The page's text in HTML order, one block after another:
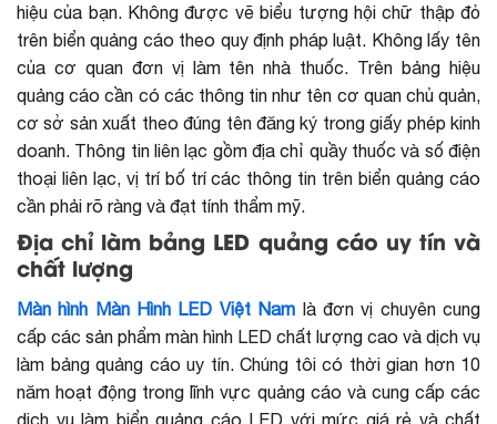
hiệu của bạn. Không được vẽ biểu tượng hội chữ thập đỏ
trên biển quảng cáo theo quy định pháp luật. Không lấy tên
của cơ quan đơn vị làm tên nhà thuốc. Trên bảng hiệu
quảng cáo cần có các thông tin như tên cơ quan chủ quản,
cơ sở sản xuất theo đúng tên đăng ký trong giấy phép kinh
doanh. Thông tin liên lạc gồm địa chỉ quầy thuốc và số điện
thoại liên lạc, vị trí bố trí các thông tin trên biển quảng cáo
cần phải rõ ràng và đạt tính thẩm mỹ.
Địa chỉ làm bảng LED quảng cáo uy tín và
chất lượng
Màn hình Màn Hình LED Việt Nam là đơn vị chuyên cung
cấp các sản phẩm màn hình LED chất lượng cao và dịch vụ
làm bảng quảng cáo uy tín. Chúng tôi có thời gian hơn 10
năm hoạt động trong lĩnh vực quảng cáo và cung cấp các
dịch vụ làm biển quảng cáo LED với mức giá rẻ và chất